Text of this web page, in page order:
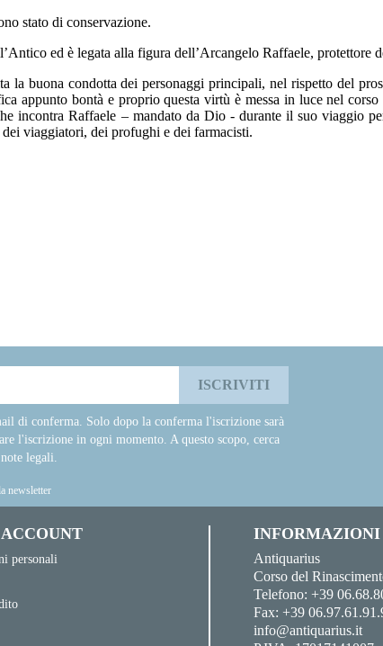
stato di conservazione.
ed è legata alla figura dell’Arcangelo Raffaele, protettore
la buona condotta dei personaggi principali, nel rispetto del
appunto bontà e proprio questa virtù è messa in luce nel
incontra Raffaele – mandato da Dio - durante il suo viaggio
viaggiatori, dei profughi e dei farmacisti.
di conferma. Solo dopo la conferma l'iscrizione sarà
l'iscrizione in ogni momento. A questo scopo, cerca
legali.
newsletter
personali
INFORMAZIONI
Antiquarius
Corso del
Telefono:+39
Fax:+39
info@antiquarius.it